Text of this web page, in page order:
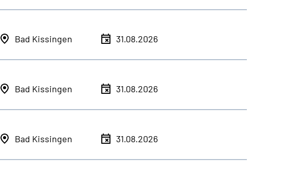
Bad Kissingen 31.08.2026
Bad Kissingen 31.08.2026
Bad Kissingen 31.08.2026